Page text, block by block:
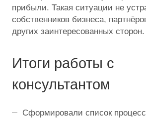
прибыли. Такая ситуации не
собственников бизнеса,
других заинтересованных сторон.
Итоги работы с
консультантом
Сформировали список